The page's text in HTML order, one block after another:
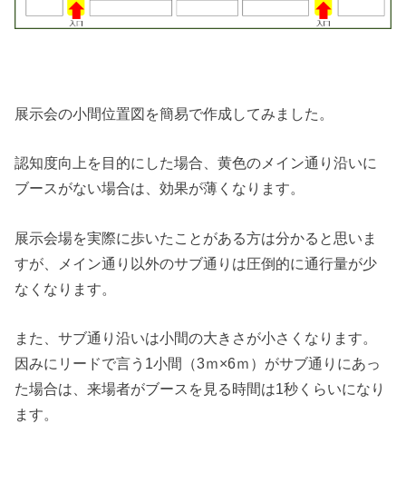
展示会の小間位置図を簡易で作成してみました。
認知度向上を目的にした場合、黄色のメイン通り沿いに
ブースがない場合は、効果が薄くなります。
展示会場を実際に歩いたことがある方は分かると思いま
すが、メイン通り以外のサブ通りは圧倒的に通行量が少
なくなります。
また、サブ通り沿いは小間の大きさが小さくなります。
因みにリードで言う1小間（3ｍ×6ｍ）がサブ通りにあっ
た場合は、来場者がブースを見る時間は1秒くらいになり
ます。